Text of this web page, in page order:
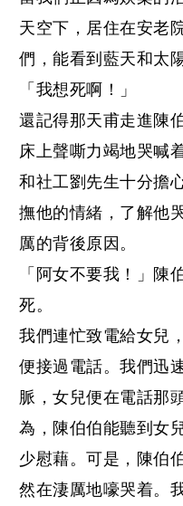
天空下，居住在安老
們，能看到藍天和太
「我想死啊！」
還記得那天甫走進陳
床上聲嘶力竭地哭喊
和社工劉先生十分擔
撫他的情緒，了解他
厲的背後原因。
「阿女不要我！」陳
死。
我們連忙致電給女兒
便接過電話。我們迅
脈，女兒便在電話那
為，陳伯伯能聽到女
少慰藉。可是，陳伯
然在淒厲地嚎哭着。